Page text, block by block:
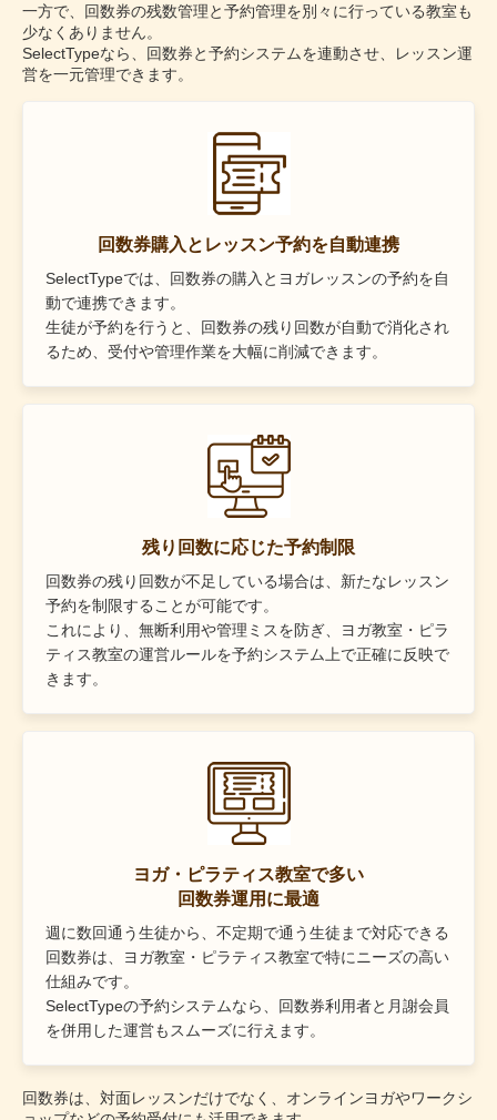
一方で、回数券の残数管理と予約管理を別々に行っている教室も
少なくありません。
SelectTypeなら、回数券と予約システムを連動させ、レッスン運
営を一元管理できます。
回数券購入とレッスン予約を自動連携
SelectTypeでは、回数券の購入とヨガレッスンの予約を自
動で連携できます。
生徒が予約を行うと、回数券の残り回数が自動で消化され
るため、受付や管理作業を大幅に削減できます。
残り回数に応じた予約制限
回数券の残り回数が不足している場合は、新たなレッスン
予約を制限することが可能です。
これにより、無断利用や管理ミスを防ぎ、ヨガ教室・ピラ
ティス教室の運営ルールを予約システム上で正確に反映で
きます。
ヨガ・ピラティス教室で多い
回数券運用に最適
週に数回通う生徒から、不定期で通う生徒まで対応できる
回数券は、ヨガ教室・ピラティス教室で特にニーズの高い
仕組みです。
SelectTypeの予約システムなら、回数券利用者と月謝会員
を併用した運営もスムーズに行えます。
回数券は、対面レッスンだけでなく、オンラインヨガやワークシ